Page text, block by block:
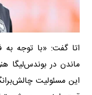
اتا گفت: «با توجه به
ماندن در بوندس‌لیگا
این مسئولیت